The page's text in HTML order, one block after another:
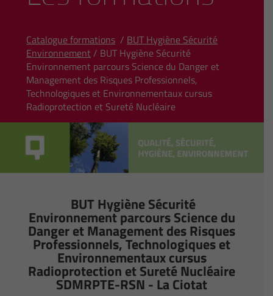
Catalogue formations / BUT Hygiène Sécurité
Environnement/ BUT Hygiène Sécurité
Environnement parcours Science du Danger et
Management des Risques Professionnels,
Technologiques et Environnementaux cursus
Radioprotection et Sureté Nucléaire
BUT Hygiène Sécurité
Environnement parcours Science du
Danger et Management des Risques
Professionnels, Technologiques et
Environnementaux cursus
Radioprotection et Sureté Nucléaire
SDMRPTE-RSN - La Ciotat